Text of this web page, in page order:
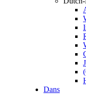
Dans